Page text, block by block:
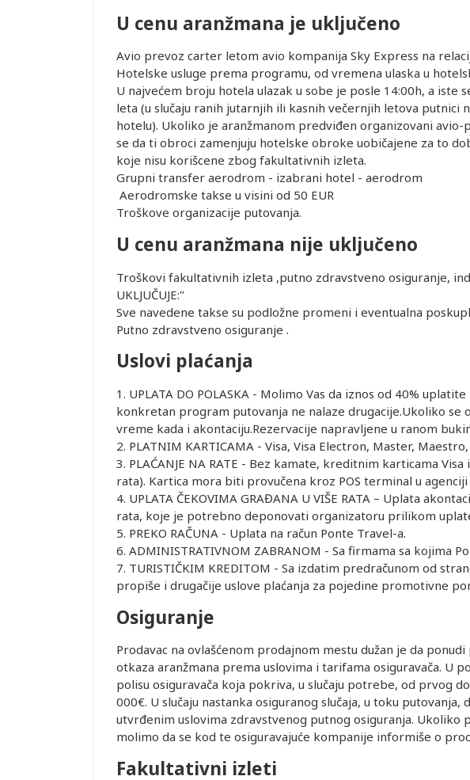
U cenu aranžmana je uključeno
Avio prevoz carter letom avio kompanija Sky Express na
Hotelske usluge prema programu, od vremena ulaska u
U najvećem broju hotela ulazak u sobe je posle 14:00h, a iste
leta (u slučaju ranih jutarnjih ili kasnih večernjih letova
hotelu). Ukoliko je aranžmanom predviđen organizovani
se da ti obroci zamenjuju hotelske obroke uobičajene za to
koje nisu korišcene zbog fakultativnih izleta.
Grupni transfer aerodrom - izabrani hotel - aerodrom
Aerodromske takse u visini od 50 EUR
Troškove organizacije putovanja.
U cenu aranžmana nije uključeno
Troškovi fakultativnih izleta ,putno zdravstveno osiguranje,
UKLJUČUJE:"
Sve navedene takse su podložne promeni i eventualna
Putno zdravstveno osiguranje .
Uslovi plaćanja
1. UPLATA DO POLASKA - Molimo Vas da iznos od 40%
konkretan program putovanja ne nalaze drugacije.Ukoliko
vreme kada i akontaciju.Rezervacije napravljene u ranom
2. PLATNIM KARTICAMA - Visa, Visa Electron, Master,
3. PLAĆANJE NA RATE - Bez kamate, kreditnim karticama
rata). Kartica mora biti provučena kroz POS terminal u
4. UPLATA ČEKOVIMA GRAĐANA U VIŠE RATA – Uplata
rata, koje je potrebno deponovati organizatoru prilikom
5. PREKO RAČUNA - Uplata na račun Ponte Travel-a.
6. ADMINISTRATIVNOM ZABRANOM - Sa firmama sa kojima
7. TURISTIČKIM KREDITOM - Sa izdatim predračunom od
propiše i drugačije uslove plaćanja za pojedine promotivne
Osiguranje
Prodavac na ovlašćenom prodajnom mestu dužan je da
otkaza aranžmana prema uslovima i tarifama osiguravača. U
polisu osiguravača koja pokriva, u slučaju potrebe, od prvog
000€. U slučaju nastanka osiguranog slučaja, u toku
utvrđenim uslovima zdravstvenog putnog osiguranja. Ukoliko
molimo da se kod te osiguravajuće kompanije informiše o
Fakultativni izleti